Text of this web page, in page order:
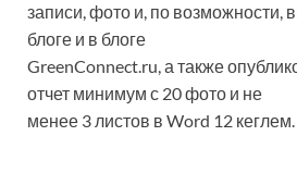
записи, фото и, по возможности,
блоге и в блоге
GreenConnect.ru, а также
отчет минимум с 20 фото и не
менее 3 листов в Word 12 кеглем.